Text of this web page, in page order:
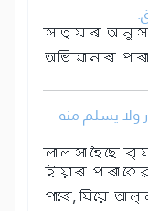
সত্যৰ
অভিমানৰ
ولا يسلم منه
লালসা
ইয়াৰ পৰা
পাৰে, যিয়ে